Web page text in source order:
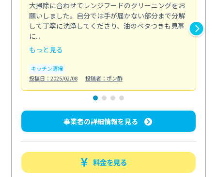
大掃除に合わせてレンジフードのクリーニングをお
願いしました。自分では手が届かない部分まで分解
して丁寧に洗浄してくださり、油のベタつきも見事
に...
もっと見る
キッチン清掃
投稿日：2025/02/08
投稿者：ポン酢
事業者の詳細情報を見る
料金を見る